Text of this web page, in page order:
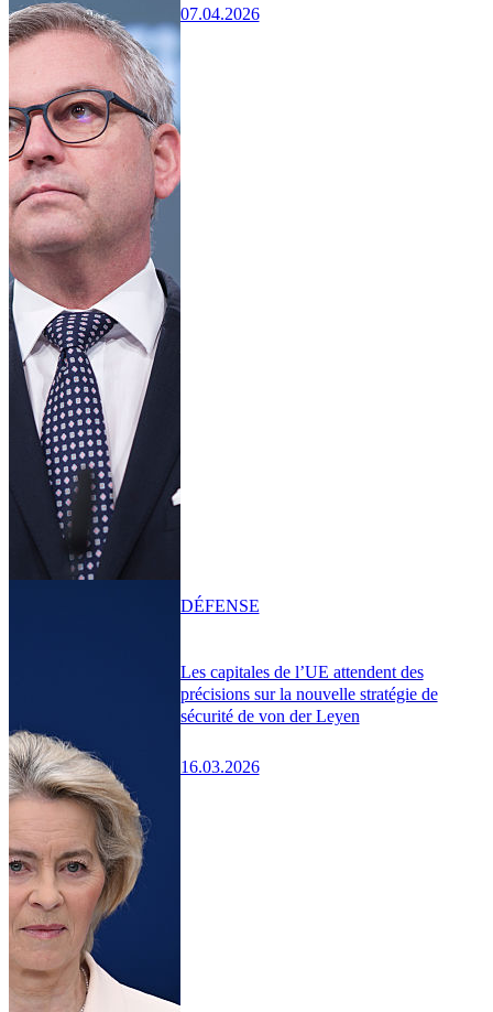
07.04.2026
Les capitales de l’UE attendent des
précisions sur la nouvelle stratégie de
sécurité de von der Leyen
16.03.2026
DÉFENSE